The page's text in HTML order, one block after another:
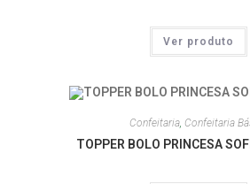
Ver produto
Confeitaria Confeitaria
TOPPER BOLO PRINCESA